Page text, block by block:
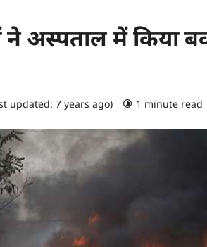
ने अस्‍पताल में किया
updated: 7 years ago) 1 minute read